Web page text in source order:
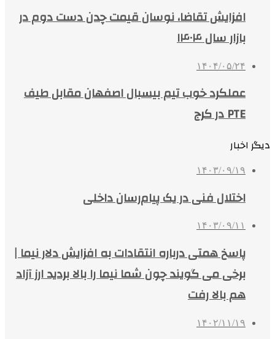
افزایش تقاضا، نوسان قیمت چدن دست دوم در
بازار سال ۱۴۰۴
۱۴۰۴/۰۵/۲۴
عملکرد خوب تیم بیسبال اصفهان مقابل طیف
PTE در کرج
دیگر اخبار
۱۴۰۳/۰۹/۱۹
اختلال فنی در یک پیام‌رسان داخلی
۱۴۰۳/۰۹/۱۱
پاسخ همتی درباره انتقادات به افزایش دلار نیما |
برخی می گویند چون شما نیما را بالا بردید ارز آزاد
هم بالا رفت
۱۴۰۲/۱۱/۱۹